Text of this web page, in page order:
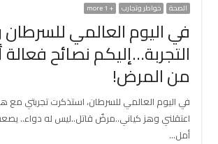
الصحة خواطر وتجارب + 1 more
في اليوم العالمي
التجربة…إليكم نصائح
من المرض!
في اليوم العالمي للسرطان، استذكرت تجربتي مع
اعتقلني وهز كياني..مرضٌ قاتل..ليس له دواء..
أمل…